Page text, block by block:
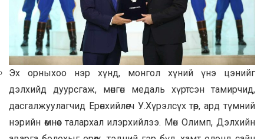
Эх орныхоо нэр хүнд, монгол хүний үнэ цэнийг
дэлхийд дуурсгаж, мөнгөн медаль хүртсэн тамирчид,
дасгалжуулагчид Ерөнхийлөгч У.Хүрэлсүх төр, ард түмний
нэрийн өмнөөс талархал илэрхийлээ. Мөн Олимп, Дэлхийн